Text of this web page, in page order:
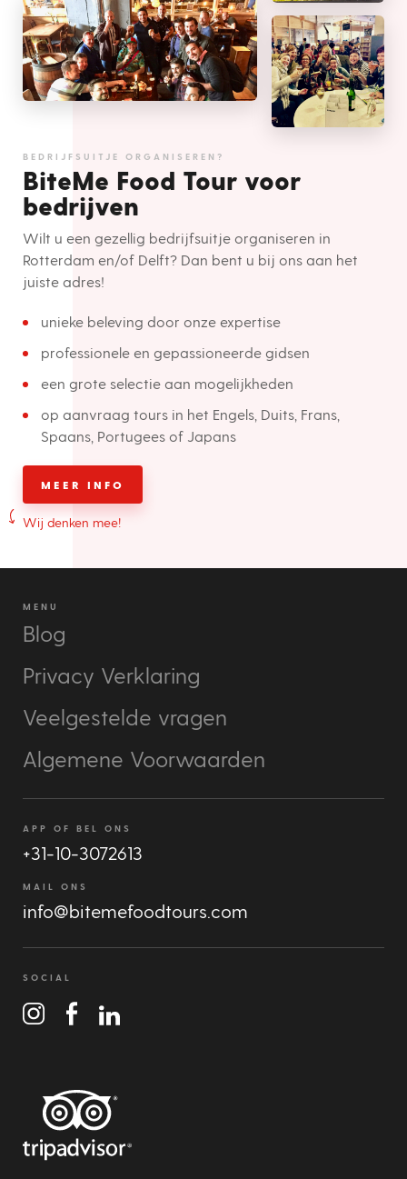
BEDRIJFSUITJE ORGANISEREN?
BiteMe Food Tour voor
bedrijven
Wilt u een gezellig bedrijfsuitje organiseren in
Rotterdam en/of Delft? Dan bent u bij ons aan het
juiste adres!
unieke beleving door onze expertise
professionele en gepassioneerde gidsen
een grote selectie aan mogelijkheden
op aanvraag tours in het Engels, Duits, Frans,
Spaans, Portugees of Japans
MEER INFO
Wij denken mee!
MENU
Blog
Privacy Verklaring
Veelgestelde vragen
Algemene Voorwaarden
APP OF BEL ONS
+31-10-3072613
MAIL ONS
info@bitemefoodtours.com
SOCIAL